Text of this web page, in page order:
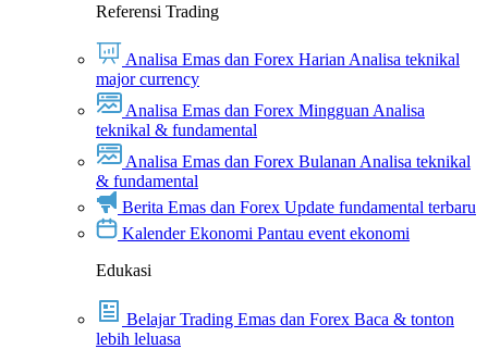
Referensi Trading
Analisa Emas dan Forex Harian Analisa teknikal
major currency
Analisa Emas dan Forex Mingguan Analisa
teknikal & fundamental
Analisa Emas dan Forex Bulanan Analisa teknikal
& fundamental
Berita Emas dan Forex Update fundamental terbaru
Kalender Ekonomi Pantau event ekonomi
Edukasi
Belajar Trading Emas dan Forex Baca & tonton
lebih leluasa